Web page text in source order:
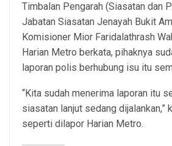
Timbalan Pengarah (Siasatan dan
Jabatan Siasatan Jenayah Bukit
Komisioner Mior Faridalathrash
Harian Metro berkata, pihaknya
laporan polis berhubung isu itu
“Kita sudah menerima laporan itu
siasatan lanjut sedang dijalankan,”
seperti dilapor Harian Metro.